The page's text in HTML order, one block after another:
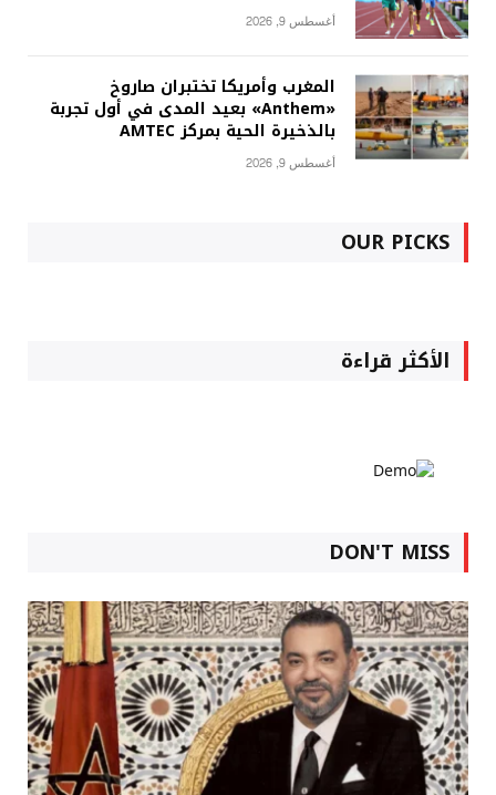
أغسطس 9, 2026
المغرب وأمريكا تختبران صاروخ
«Anthem» بعيد المدى في أول تجربة
بالذخيرة الحية بمركز AMTEC
أغسطس 9, 2026
OUR PICKS
الأكثر قراءة
DON'T MISS